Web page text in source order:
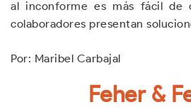
al inconforme es más fácil de
colaboradores presentan
Por: Maribel Carbajal
Feher &